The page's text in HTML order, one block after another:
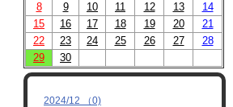
8
9 10 11 12 13
14
15
16 17 18 19 20
21
22
23 24 25 26 27
28
29
30
2024/12 （0)